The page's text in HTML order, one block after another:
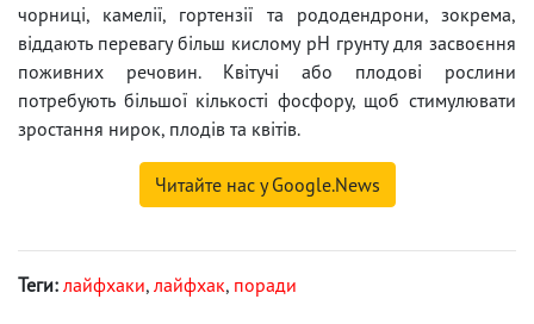
чорниці, камелії, гортензії та рододендрони, зокрема,
віддають перевагу більш кислому pH грунту для засвоєння
поживних речовин. Квітучі або плодові рослини
потребують більшої кількості фосфору, щоб стимулювати
зростання нирок, плодів та квітів.
Читайте нас у Google.News
Теги: лайфхаки, лайфхак, поради